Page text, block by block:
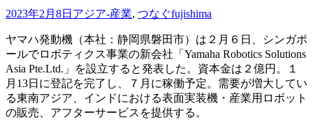
協同組合Masters／
国土交通省・経済産業省・農林水産省・厚生労働省 認可
Masters組合員ログイン
2023年2月8日 アジア-産業, つなぐfujishima
ヤマハ発動機（本社：静岡県磐田市）は２月６日、シンガポ
ールでロボティクス事業の新会社「Yamaha Robotics Solutions
Asia Pte.Ltd.」を設立すると発表した。資本金は２億円。１
月13日に登記を完了し、７月に稼働予定。需要が増大してい
る東南アジア、インドにおける表面実装機・産業用ロボット
の販売、アフターサービスを提供する。